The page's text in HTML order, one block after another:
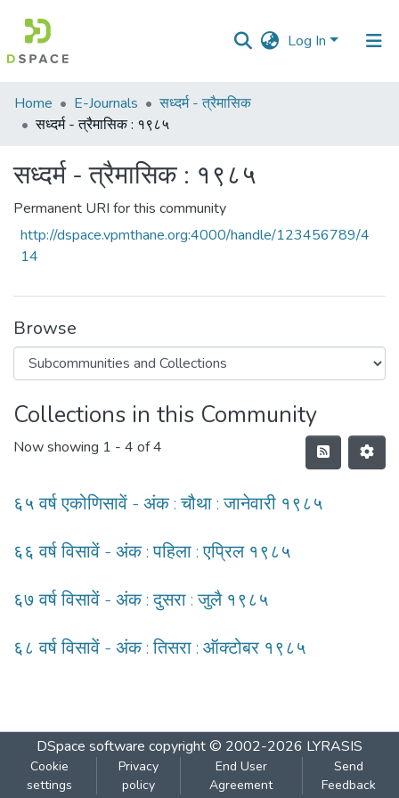
Log In
Communities
&
All of DSpace
Statistics
Home E-Journals
सध्दर्म - त्रैमासिक
सध्दर्म - त्रैमासिक : १९८५
सध्दर्म - त्रैमासिक : १९८५
Permanent URI for this community
http://dspace.vpmthane.org:4000/handle/123456789/4
14
Browse
Collections in this Community
Now showing 1 - 4 of 4
६५ वर्ष एकोणिसावें - अंक : चौथा : जानेवारी १९८५
६६ वर्ष विसावें - अंक : पहिला : एप्रिल १९८५
६७ वर्ष विसावें - अंक : दुसरा : जुलै १९८५
६८ वर्ष विसावें - अंक : तिसरा : ऑक्टोबर १९८५
DSpace software copyright © 2002-2026 LYRASIS
Cookie
settings
Privacy
policy
End User
Agreement
Send
Feedback